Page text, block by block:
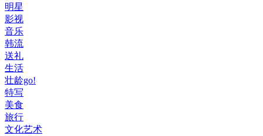
明星
影视
音乐
韩流
送礼
生活
壮龄go!
特写
美食
旅行
文化艺术